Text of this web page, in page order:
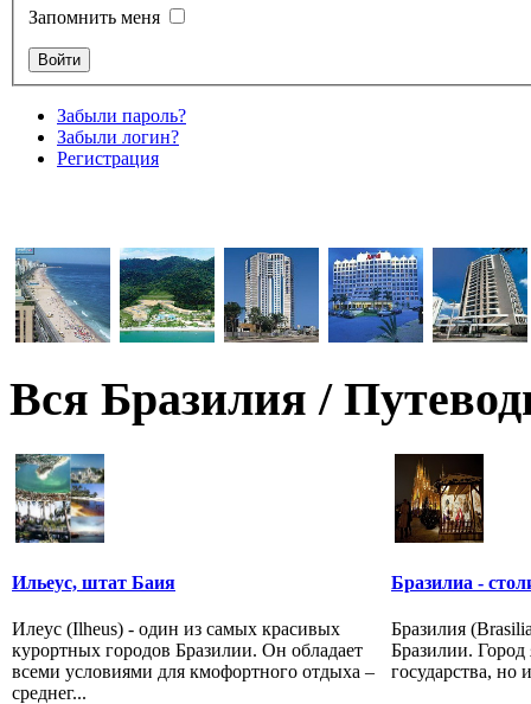
Запомнить меня
Забыли пароль?
Забыли логин?
Регистрация
Вся Бразилия /
Ильеус, штат Баия
Илеус (Ilheus) - один из самых красивых
курортных городов Бразилии. Он обладает
всеми условиями для кмофортного отдыха –
среднег...
Бразилиа -
Бразилия
Бразилии. Город
государства, но